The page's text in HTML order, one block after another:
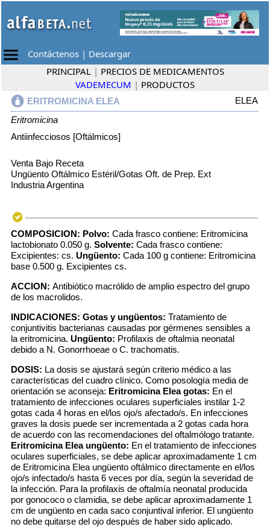
Contáctenos | Descargar
PRINCIPAL | PRECIOS DE MEDICAMENTOS
VADEMECUM | PRODUCTOS
ERITROMICINA ELEA
ELEA
Eritromicina
Antiinfecciosos [Oftálmicos]
Venta Bajo Receta
Ungüento Oftálmico Estéril/Gotas Oft. de Prep. Ext
Industria Argentina
COMPOSICION: Polvo: Cada frasco contiene: Eritromicina
lactobionato 0.050 g. Solvente: Cada frasco contiene:
Excipientes: cs. Ungüento: Cada 100 g contiene: Eritromicina
base 0.500 g. Excipientes cs.
ACCION: Antibiótico macrólido de amplio espectro del grupo
de los macrolidos.
INDICACIONES: Gotas y ungüentos: Tratamiento de
conjuntivitis bacterianas causadas por gérmenes sensibles a
la eritromicina. Ungüento: Profilaxis de oftalmia neonatal
debido a N. Gonorrhoeae o C. trachomatis.
DOSIS: La dosis se ajustará según criterio médico a las
características del cuadro clínico. Como posología media de
orientación se aconseja: Eritromicina Elea gotas: En el
tratamiento de infecciones oculares superficiales instilar 1-2
gotas cada 4 horas en el/los ojo/s afectado/s. En infecciones
graves la dosis puede ser incrementada a 2 gotas cada hora
de acuerdo con las recomendaciones del oftalmólogo tratante.
Eritromicina Elea ungüento: En el tratamiento de infecciones
oculares superficiales, se debe aplicar aproximadamente 1 cm
de Eritromicina Elea ungüento oftálmico directamente en el/los
ojo/s infectado/s hasta 6 veces por día, según la severidad de
la infección. Para la profilaxis de oftalmía neonatal producida
por gonococo o clamidia, se debe aplicar aproximadamente 1
cm de ungüento en cada saco conjuntival inferior. El ungüento
no debe quitarse del ojo después de haber sido aplicado.